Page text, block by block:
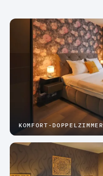
KOMFORT-DOPPELZIMMER